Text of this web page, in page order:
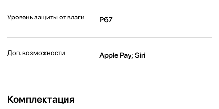
Уровень защиты от влаги P67
Доп. возможности Apple Pay; Siri
Комплектация